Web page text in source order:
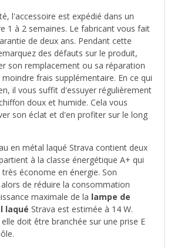
l'accessoire est expédié dans un
1 à 2 semaines. Le fabricant vous fait
de deux ans. Pendant cette
des défauts sur le produit,
son remplacement ou sa réparation
frais supplémentaire. En ce qui
il vous suffit d'essuyer régulièrement
doux et humide. Cela vous
son éclat et d'en profiter sur le long
en métal laqué Strava contient deux
à la classe énergétique A+ qui
économe en énergie. Son
de réduire la consommation
maximale de la lampe de
laqué Strava est estimée à 14 W.
doit être branchée sur une prise E